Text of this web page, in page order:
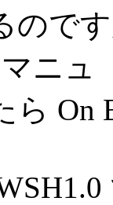
ので
ニュ
ら On